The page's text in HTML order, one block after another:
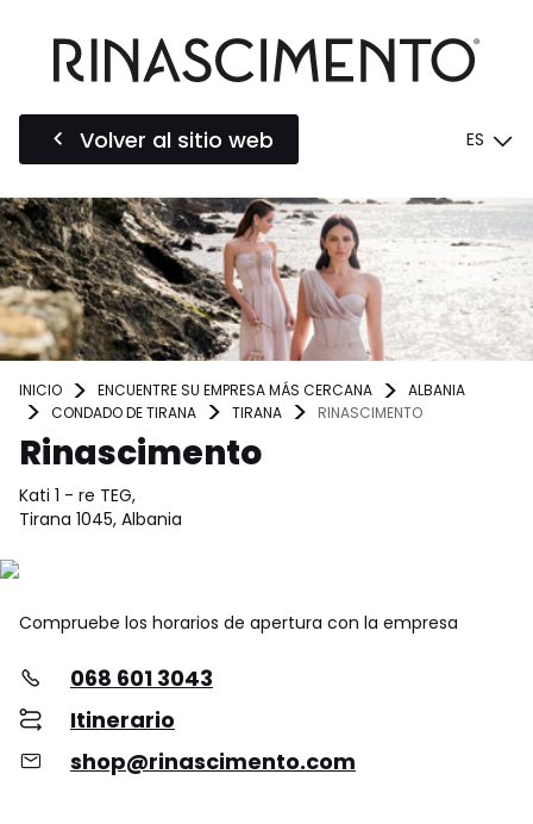
Volver al sitio web ES
INICIO ENCUENTRE SU EMPRESA MÁS CERCANA
ALBANIA
CONDADO DE TIRANA
TIRANA RINASCIMENTO
Rinascimento
Kati 1 - re TEG,
Tirana 1045, Albania
Compruebe los horarios de apertura con la empresa
068 601 3043
Itinerario
shop@rinascimento.com